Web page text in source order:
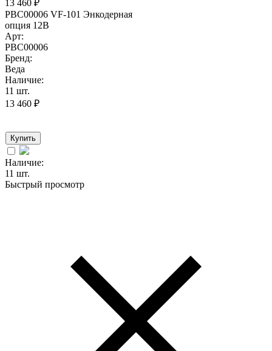
13 460 ₽
PBC00006 VF-101 Энкодерная
опция 12В
Арт:
PBC00006
Бренд:
Веда
Наличие:
11 шт.
13 460 ₽
Купить
Наличие:
11 шт.
Быстрый просмотр